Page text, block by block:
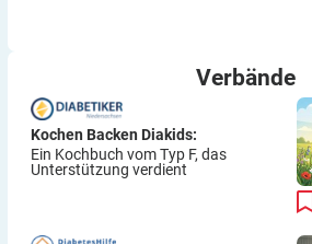
Verbände
Kochen Backen Diakids:
Ein Kochbuch vom Typ F, das
Unterstützung verdient